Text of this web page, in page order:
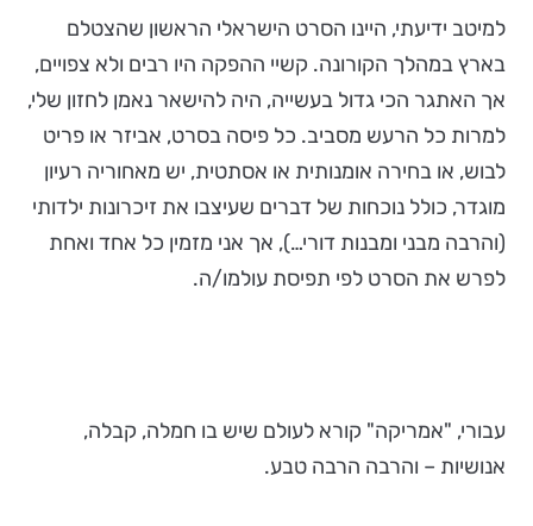
למיטב ידיעתי, היינו הסרט הישראלי הראשון שהצטלם
בארץ במהלך הקורונה. קשיי ההפקה היו רבים ולא צפויים,
אך האתגר הכי גדול בעשייה, היה להישאר נאמן לחזון שלי,
למרות כל הרעש מסביב. כל פיסה בסרט, אביזר או פריט
לבוש, או בחירה אומנותית או אסתטית, יש מאחוריה רעיון
מוגדר, כולל נוכחות של דברים שעיצבו את זיכרונות ילדותי
(והרבה מבני ומבנות דורי…), אך אני מזמין כל אחד ואחת
לפרש את הסרט לפי תפיסת עולמו/ה.
עבורי, "אמריקה" קורא לעולם שיש בו חמלה, קבלה,
אנושיות – והרבה הרבה טבע.